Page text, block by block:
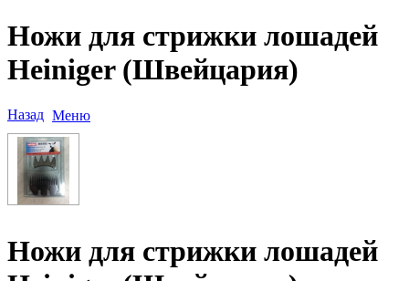
Ножи для стрижки лошадей
Heiniger (Швейцария)
Назад Меню
Ножи для стрижки лошадей